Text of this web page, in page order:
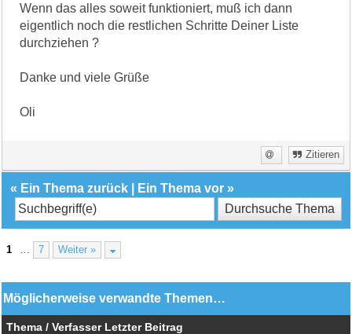
Wenn das alles soweit funktioniert, muß ich dann
eigentlich noch die restlichen Schritte Deiner Liste
durchziehen ?
Danke und viele Grüße
Oli
Zitieren
« Ein Thema zurück Ein Thema vor »
1 7 Weiter »
Möglicherweise verwandte Themen…
Thema / Verfasser Letzter Beitrag